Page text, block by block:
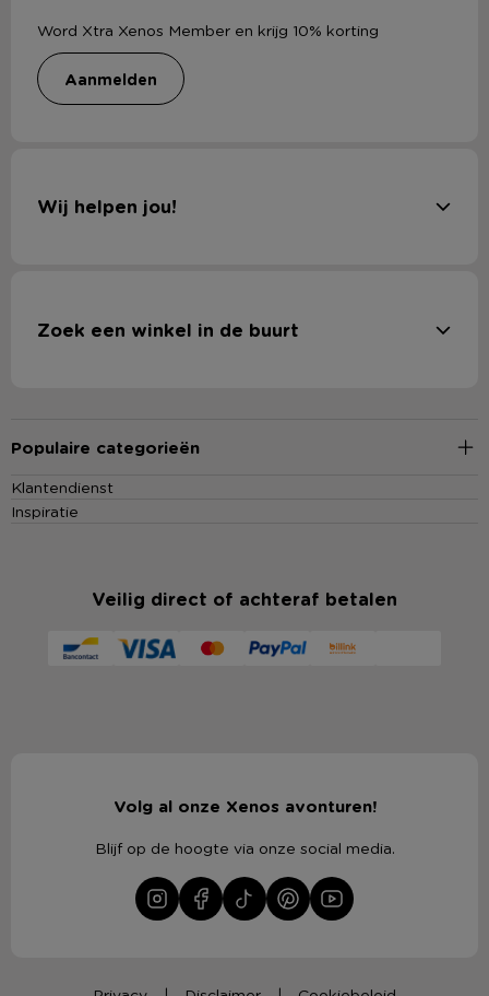
Word Xtra Xenos Member en krijg 10% korting
aanmelden
Wij helpen jou!
Zoek een winkel in de buurt
Populaire categorieën
Klantendienst
Inspiratie
Veilig direct of achteraf betalen
Volg al onze Xenos avonturen!
Blijf op de hoogte via onze social media.